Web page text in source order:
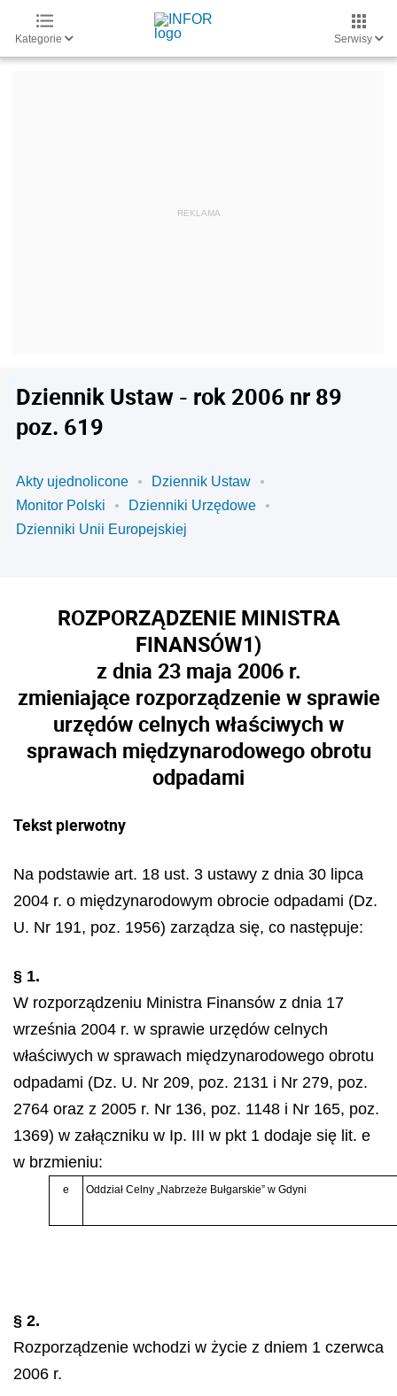
Kategorie Serwisy
Dziennik Ustaw - rok 2006 nr 89
poz. 619
Akty ujednolicone
Dziennik Ustaw
Monitor Polski
Dzienniki Urzędowe
Dzienniki Unii Europejskiej
ROZPORZĄDZENIE MINISTRA
FINANSÓW1)
z dnia 23 maja 2006 r.
zmieniające rozporządzenie w sprawie
urzędów celnych właściwych w
sprawach międzynarodowego obrotu
odpadami
Tekst pierwotny
Na podstawie art. 18 ust. 3 ustawy z dnia 30 lipca
2004 r. o międzynarodowym obrocie odpadami (Dz.
U. Nr 191, poz. 1956) zarządza się, co następuje:
§ 1.
W rozporządzeniu Ministra Finansów z dnia 17
września 2004 r. w sprawie urzędów celnych
właściwych w sprawach międzynarodowego obrotu
odpadami (Dz. U. Nr 209, poz. 2131 i Nr 279, poz.
2764 oraz z 2005 r. Nr 136, poz. 1148 i Nr 165, poz.
1369) w załączniku w Ip. III w pkt 1 dodaje się lit. e
w brzmieniu:
e Oddział Celny „Nabrzeże Bułgarskie” w Gdyni
§ 2.
Rozporządzenie wchodzi w życie z dniem 1 czerwca
2006 r.